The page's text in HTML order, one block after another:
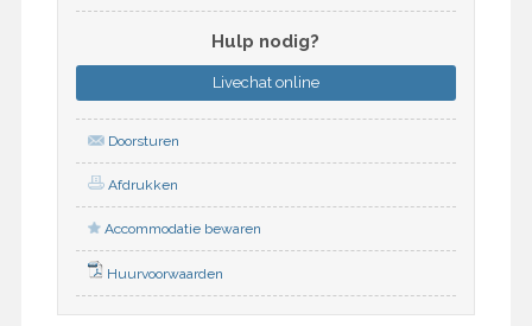
Hulp nodig?
Livechat online
Doorsturen
Afdrukken
Accommodatie bewaren
Huurvoorwaarden